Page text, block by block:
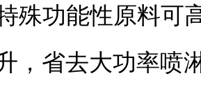
殊功能性原料可
，省去大功率喷